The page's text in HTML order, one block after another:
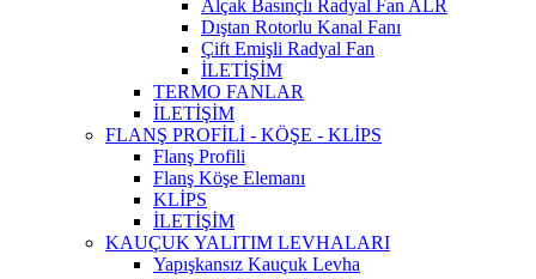
Alçak Basınçlı Radyal Fan ALR
Dıştan Rotorlu Kanal Fanı
Çift Emişli Radyal Fan
İLETİŞİM
TERMO FANLAR
İLETİŞİM
FLANŞ PROFİLİ - KÖŞE - KLİPS
Flanş Profili
Flanş Köşe Elemanı
KLİPS
İLETİŞİM
KAUÇUK YALITIM LEVHALARI
Yapışkansız Kauçuk Levha